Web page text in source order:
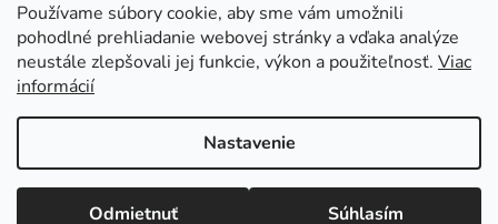
Používame súbory cookie, aby sme vám umožnili
pohodlné prehliadanie webovej stránky a vďaka analýze
neustále zlepšovali jej funkcie, výkon a použiteľnosť. Viac
informácií
Nastavenie
Odmietnuť Súhlasím
Facebook
Vytvoril Shoptet